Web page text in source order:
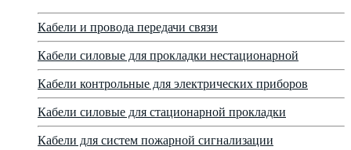
Кабели и провода передачи связи
Кабели силовые для прокладки нестационарной
Кабели контрольные для электрических приборов
Кабели силовые для стационарной прокладки
Кабели для систем пожарной сигнализации